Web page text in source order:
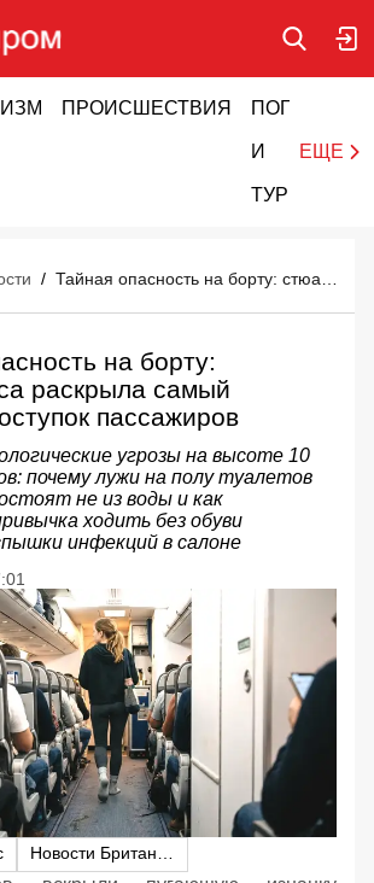
ПРОИСШЕСТВИЯ ПОГОДА
И
ТУРИЗМ
ЕЩЕ
/
на борту:
раскрыла самый
пассажиров
угрозы на высоте 10
почему лужи на полу туалетов
не из воды и как
ходить без обуви
инфекций в салоне